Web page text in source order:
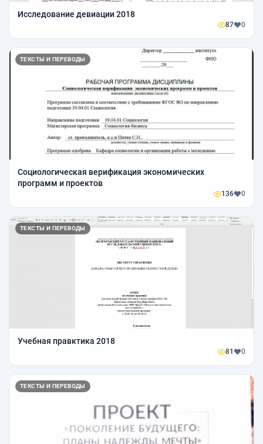
Исследование девиации 2018
87 0
ТЕКСТЫ И ПЕРЕВОДЫ
Социологическая верификация экономических
программ и проектов
136 0
ТЕКСТЫ И ПЕРЕВОДЫ
Учебная правктика 2018
81 0
ТЕКСТЫ И ПЕРЕВОДЫ